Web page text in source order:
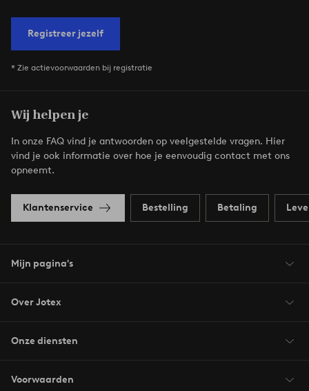
Registreer jezelf
* Zie actievoorwaarden bij registratie
Wij helpen je
In onze FAQ vind je antwoorden op veelgestelde vragen. Hier
vind je ook informatie over hoe je eenvoudig contact met ons
opneemt.
Klantenservice Bestelling Betaling
Mijn pagina's
Over Jotex
Onze diensten
Voorwaarden